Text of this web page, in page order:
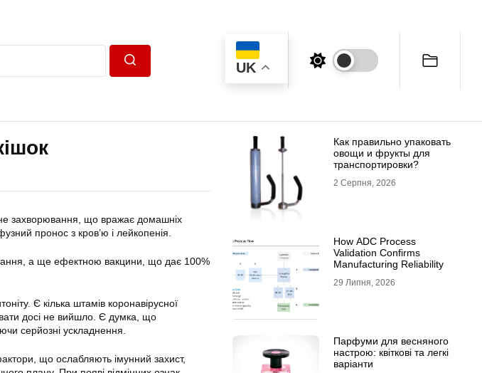
UK
захворювання, що вражає домашніх
пронос з кров’ю і лейкопенія.
а ще ефектною вакцини, що дає 100%
Є кілька штамів коронавірусної
досі не вийшло. Є думка, що
серйозні ускладнення.
що ослабляють імунний захист,
Как правильно упаковать
овощи и фрукты для
транспортировки?
2 Серпня, 2026
How ADC Process
Validation Confirms
Manufacturing Reliability
29 Липня, 2026
Парфуми для весняного
настрою: квіткові та легкі
варіанти